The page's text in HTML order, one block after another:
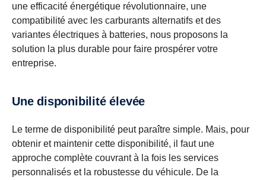
une efficacité énergétique révolutionnaire, une
compatibilité avec les carburants alternatifs et des
variantes électriques à batteries, nous proposons la
solution la plus durable pour faire prospérer votre
entreprise.
Une disponibilité élevée
Le terme de disponibilité peut paraître simple. Mais, pour
obtenir et maintenir cette disponibilité, il faut une
approche complète couvrant à la fois les services
personnalisés et la robustesse du véhicule. De la